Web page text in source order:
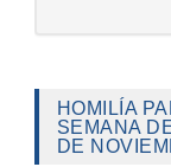
HOMILÍA
SEMANA
DE